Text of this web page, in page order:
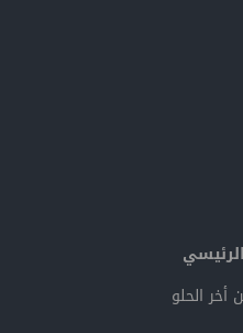
الحلو